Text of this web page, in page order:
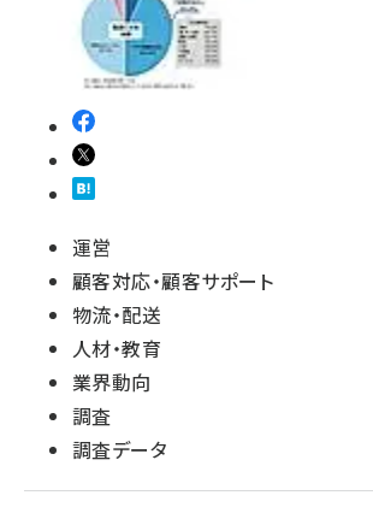
運営
顧客対応・顧客サポート
物流・配送
人材・教育
業界動向
調査
調査データ